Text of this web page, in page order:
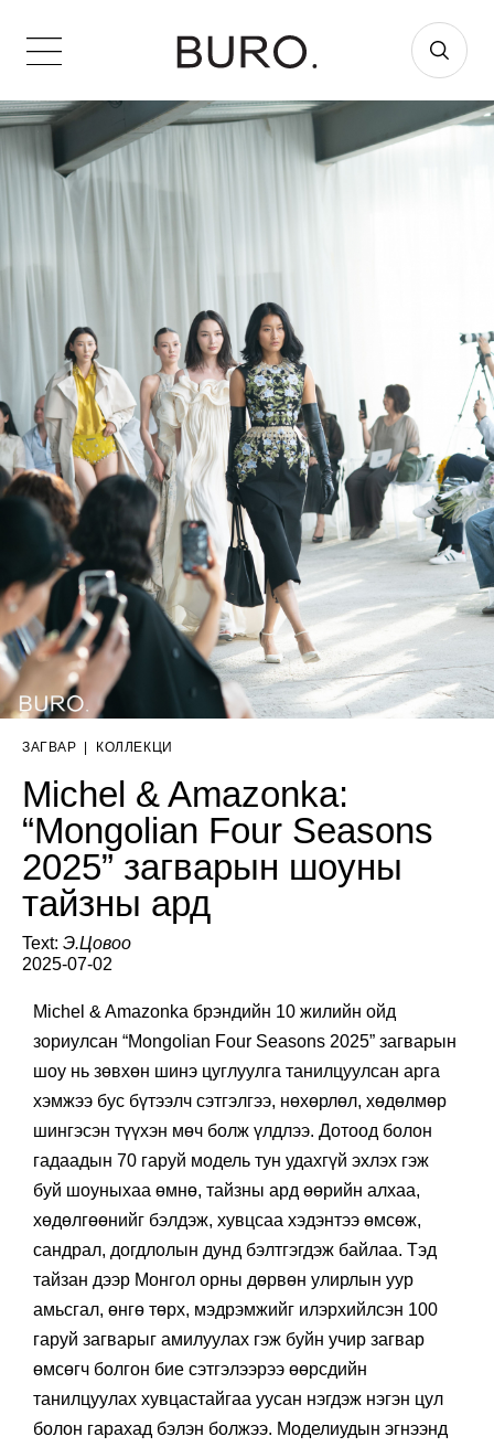
ЗАГВАР | КОЛЛЕКЦИ
Michel & Amazonka:
“Mongolian Four Seasons
2025” загварын шоуны
тайзны ард
Text: Э.Цовоо
2025-07-02
Michel & Amazonka брэндийн 10 жилийн ойд
зориулсан “Mongolian Four Seasons 2025” загварын
шоу нь зөвхөн шинэ цуглуулга танилцуулсан арга
хэмжээ бус бүтээлч сэтгэлгээ, нөхөрлөл, хөдөлмөр
шингэсэн түүхэн мөч болж үлдлээ. Дотоод болон
гадаадын 70 гаруй модель тун удахгүй эхлэх гэж
буй шоуныхаа өмнө, тайзны ард өөрийн алхаа,
хөдөлгөөнийг бэлдэж, хувцсаа хэдэнтээ өмсөж,
сандрал, догдлолын дунд бэлтгэгдэж байлаа. Тэд
тайзан дээр Монгол орны дөрвөн улирлын уур
амьсгал, өнгө төрх, мэдрэмжийг илэрхийлсэн 100
гаруй загварыг амилуулах гэж буйн учир загвар
өмсөгч болгон бие сэтгэлээрээ өөрсдийн
танилцуулах хувцастайгаа уусан нэгдэж нэгэн цул
болон гарахад бэлэн болжээ. Моделиудын эгнээнд